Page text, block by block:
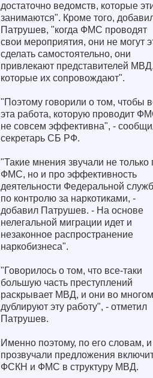
достаточно ведомств, которые
занимаются". Кроме того,
Патрушев, "когда ФМС проводят
свои мероприятия, они не могут
сделать самостоятельно, они
привлекают представителей
которые их сопровождают".
"Поэтому говорили о том, чтобы
эта работа, которую проводит
не совсем эффективна", -
секретарь СБ РФ.
"Такие мнения звучали не только
ФМС, но и про эффективность
деятельности Федеральной
по контролю за наркотиками, -
добавил Патрушев. - На основе
нелегальной миграции идет и
незаконное распространение
наркобизнеса".
"Говорилось о том, что все-таки
большую часть преступлений
раскрывает МВД, и они во многом
дублируют эту работу", - отметил
Патрушев.
Именно поэтому, по его словам, и
прозвучали предложения
ФСКН и ФМС в структуру МВД.